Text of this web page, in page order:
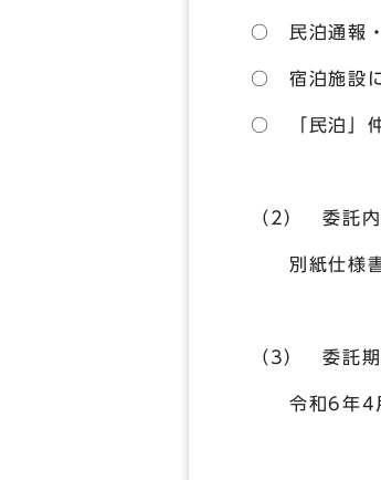
○ 民泊通報・
○ 宿泊施設に
○ 「民泊」仲
（2） 委託
別紙仕様書
（3） 委託期
令和6年4月